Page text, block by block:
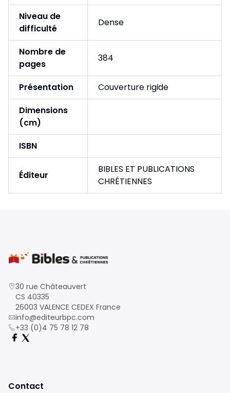
Niveau de
difficulté
Dense
Nombre de
pages
384
Présentation
Couverture rigide
Dimensions
(cm)
ISBN
Éditeur
BIBLES ET PUBLICATIONS
CHRÉTIENNES
30 rue Châteauvert
CS 40335
26003 VALENCE CEDEX France
info@editeurbpc.com
+33 (0)4 75 78 12 78
Contact